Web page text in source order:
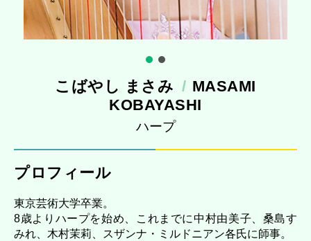
こばやし まさみ
MASAMI
KOBAYASHI
ハープ
プロフィール
東京芸術大学卒業。
8歳よりハープを始め、これまでに中村由美子、桑島す
みれ、木村茉莉、スザンナ・ミルドニアン各氏に師事。